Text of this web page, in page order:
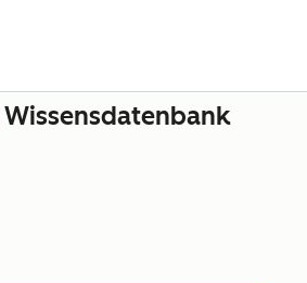
Wissensdatenbank